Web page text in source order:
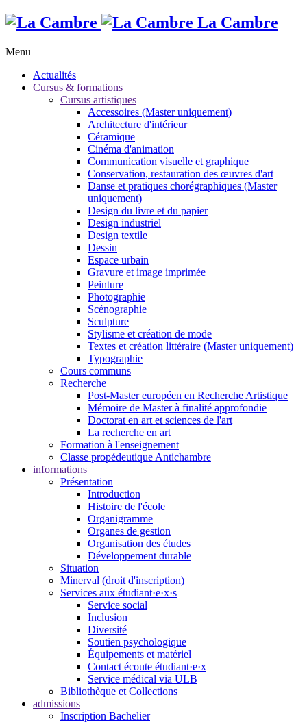
La Cambre
Menu
Actualités
Cursus & formations
Cursus artistiques
Accessoires (Master uniquement)
Architecture d'intérieur
Céramique
Cinéma d'animation
Communication visuelle et graphique
Conservation, restauration des œuvres d'art
Danse et pratiques chorégraphiques (Master
uniquement)
Design du livre et du papier
Design industriel
Design textile
Dessin
Espace urbain
Gravure et image imprimée
Peinture
Photographie
Scénographie
Sculpture
Stylisme et création de mode
Textes et création littéraire (Master uniquement)
Typographie
Cours communs
Recherche
Post-Master européen en Recherche Artistique
Mémoire de Master à finalité approfondie
Doctorat en art et sciences de l'art
La recherche en art
Formation à l'enseignement
Classe propédeutique Antichambre
informations
Présentation
Introduction
Histoire de l'école
Organigramme
Organes de gestion
Organisation des études
Développement durable
Situation
Minerval (droit d'inscription)
Services aux étudiant·e·x·s
Service social
Inclusion
Diversité
Soutien psychologique
Équipements et matériel
Contact écoute étudiant·e·x
Service médical via ULB
Bibliothèque et Collections
admissions
Inscription Bachelier